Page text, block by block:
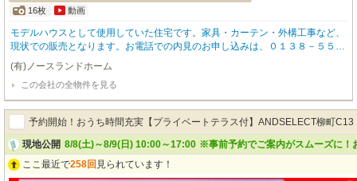
16枚 動画
モデルハウスとして使用していた住宅です。家具・カーテン・外構工事など、
現状での販売となります。お電話での内見のお申し込みは、０１３８－５５－
０７７６有限会社山野内建設 函館事業所 までお問い合わせください。LCC
M(ライフ・サイクル・カーボン・マイナス)住宅の認定を受けた高品質の建
物。実空間を3Dスキャンする4K3DスキャナーMatterport（マーターポート）
によるvrでも視聴できます。住宅の建設から廃棄までの寿命において、CO2排
出削減に取り組み、更に、太陽光発電などによる再生可能エネルギー創出によ
り、１住宅の生涯でのCO2の収支をマイナスにする住宅のことです。色々な税
制で優遇を受けることもでき、火災保険料もお安くなります。ゼロエネルギー
ハウスを超えた建物です。冬は暖か、夏は涼しく快適に住まう事ができます。
室内は、大開口の窓と吹き抜け。木材をふんだんに使って落ち着きのあるデザ
(有)ノースランドホーム
この会社の全物件を見る
予約開始！おうち時間充実【プライベートテラス付】ANDSELECT柳町C13
現地公開 8/8(土)～8/9(日) 10:00～17:00 ※事前予約でご案内がスムーズに！
ここ最近で258回 見られています！